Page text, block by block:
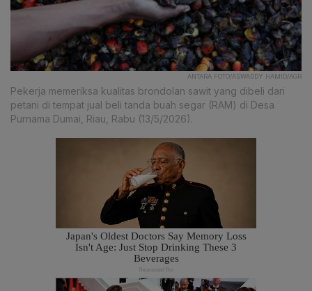
ANTARA FOTO/ASWADDY HAMID/AGR
Pekerja memeriksa kualitas brondolan sawit yang dibeli dari
petani di tempat jual beli tanda buah segar (RAM) di Desa
Purnama Dumai, Riau, Rabu (13/5/2026).